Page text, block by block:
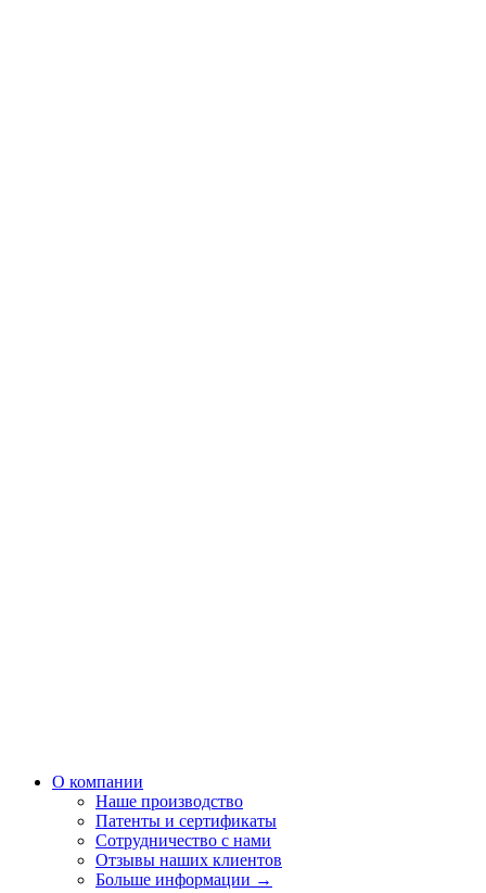
О компании
Наше производство
Патенты и сертификаты
Сотрудничество с нами
Отзывы наших клиентов
Больше информации →